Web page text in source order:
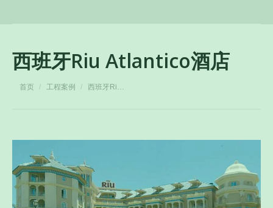
西班牙Riu Atlantico酒店
您在这里：
首页 工程案例 西班牙Ri…